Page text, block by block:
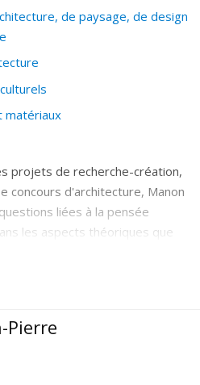
de paysage, de design
matériaux
projets de recherche-création,
concours d'architecture, Manon
liées à la pensée
les aspects théoriques que
une démarche d'expérimentation
qui porte sur la
le concevoir spatial et le faire
linéaires, mais
Pierre